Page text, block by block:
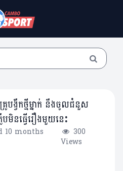
ង្វឹកថ្មីម្នាក់ នឹងចូលជំនួស
នធ្វើរឿងមួយនេះ
10 months
300
Views